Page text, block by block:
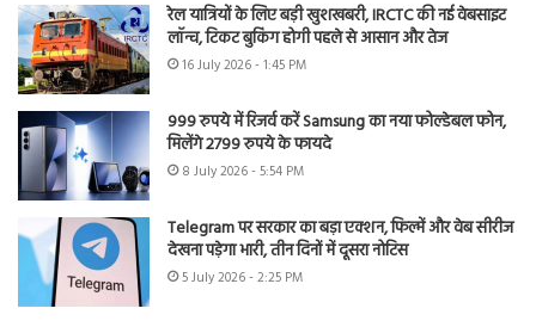
रेल यात्रियों के लिए बड़ी खुशखबरी, IRCTC की नई वेबसाइट
लॉन्च, टिकट बुकिंग होगी पहले से आसान और तेज
16 July 2026 - 1:45 PM
999 रुपये में रिजर्व करें Samsung का नया फोल्डेबल फोन,
मिलेंगे 2799 रुपये के फायदे
8 July 2026 - 5:54 PM
Telegram पर सरकार का बड़ा एक्शन, फिल्में और वेब सीरीज
देखना पड़ेगा भारी, तीन दिनों में दूसरा नोटिस
5 July 2026 - 2:25 PM